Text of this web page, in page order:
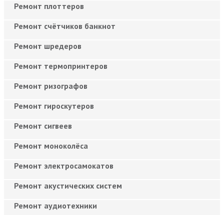
Ремонт плоттеров
Ремонт счётчиков банкнот
Ремонт шредеров
Ремонт термопринтеров
Ремонт ризографов
Ремонт гироскутеров
Ремонт сигвеев
Ремонт моноколёса
Ремонт электросамокатов
Ремонт акустических систем
Ремонт аудиотехники